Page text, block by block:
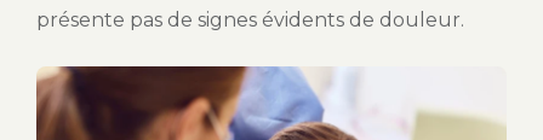
présente pas de signes évidents de douleur.